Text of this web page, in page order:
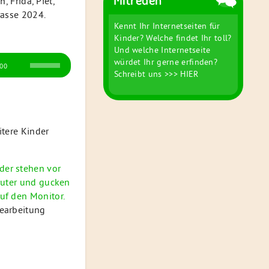
2024.
Pfeiltasten
Hoch/Runter
Lautstärke
Kennt Ihr Internetseiten für
Kinder? Welche findet Ihr toll?
Und welche Internetseite
würdet Ihr gerne erfinden?
Schreibt uns>>> HIER